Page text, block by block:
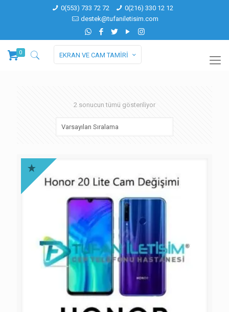
0(553) 733 72 72
0(216) 330 12 12
destek@tufaniletisim.com
0 EKRAN VE CAM TAMİRİ
2 sonucun tümü gösteriliyor